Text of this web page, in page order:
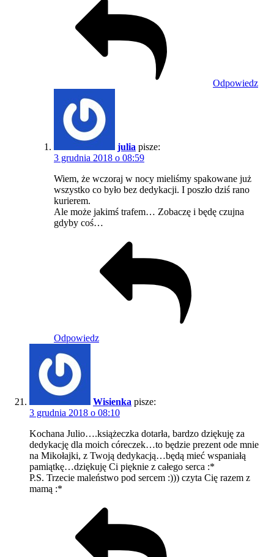
Odpowiedz
julia pisze:
3 grudnia 2018 o 08:59
Wiem, że wczoraj w nocy mieliśmy spakowane już
wszystko co było bez dedykacji. I poszło dziś rano
kurierem.
Ale może jakimś trafem… Zobaczę i będę czujna
gdyby coś…
Odpowiedz
Wisienka pisze:
3 grudnia 2018 o 08:10
Kochana Julio….książeczka dotarła, bardzo dziękuję za
dedykację dla moich córeczek…to będzie prezent ode mnie
na Mikołajki, z Twoją dedykacją…będą mieć wspaniałą
pamiątkę…dziękuję Ci pięknie z całego serca :*
P.S. Trzecie maleństwo pod sercem :))) czyta Cię razem z
mamą :*